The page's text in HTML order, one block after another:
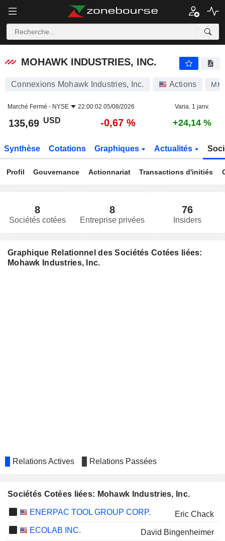
MOHAWK INDUSTRIES, INC.
MOHAWK INDUSTRIES, INC.
Connexions Mohawk Industries, Inc. Actions
Marché Fermé - NYSE 22:00:02 05/08/2026 Varia. 1 janv.
135,69 USD -0,67 % +24,14 %
Synthèse Cotations Graphiques Actualités
Profil Gouvernance Actionnariat Transactions d'initiés
8
Sociétés cotées
8
Entreprise privées
76
Insiders
Graphique Relationnel des Sociétés Cotées liées:
Mohawk Industries, Inc.
Relations Actives Relations Passées
Sociétés Cotées liées: Mohawk Industries, Inc.
ENERPAC TOOL GROUP CORP.
Eric Chack
ECOLAB INC.
David Bingenheimer